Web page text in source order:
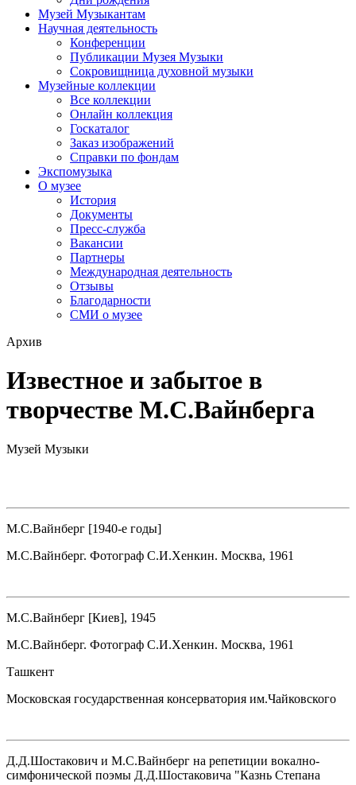
Музей Музыкантам
Научная деятельность
Конференции
Публикации Музея Музыки
Сокровищница духовной музыки
Музейные коллекции
Все коллекции
Онлайн коллекция
Госкаталог
Заказ изображений
Справки по фондам
Экспомузыка
О музее
История
Документы
Пресс-служба
Вакансии
Партнеры
Международная деятельность
Отзывы
Благодарности
СМИ о музее
Архив
Известное и забытое в
творчестве М.С.Вайнберга
Музей Музыки
М.С.Вайнберг [1940-е годы]
М.С.Вайнберг. Фотограф С.И.Хенкин. Москва, 1961
М.С.Вайнберг [Киев], 1945
М.С.Вайнберг. Фотограф С.И.Хенкин. Москва, 1961
Ташкент
Московская государственная консерватория им.Чайковского
Д.Д.Шостакович и М.С.Вайнберг на репетиции вокално-
симфонической поэмы Д.Д.Шостаковича "Казнь Степана